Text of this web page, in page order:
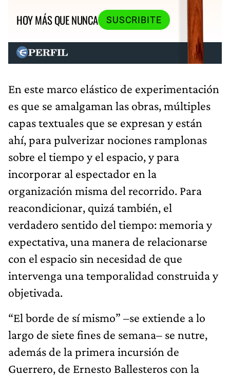
HOY MÁS QUE NUNCA
SUSCRIBITE
En este marco elástico de experimentación
es que se amalgaman las obras, múltiples
capas textuales que se expresan y están
ahí, para pulverizar nociones ramplonas
sobre el tiempo y el espacio, y para
incorporar al espectador en la
organización misma del recorrido. Para
reacondicionar, quizá también, el
verdadero sentido del tiempo: memoria y
expectativa, una manera de relacionarse
con el espacio sin necesidad de que
intervenga una temporalidad construida y
objetivada.
“El borde de sí mismo” –se extiende a lo
largo de siete fines de semana– se nutre,
además de la primera incursión de
Guerrero, de Ernesto Ballesteros con la